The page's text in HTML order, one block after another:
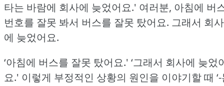
타는 바람에 회사에 늦었어요.' 여러분, 아침에 버
번호를 잘못 봐서 버스를 잘못 탔어요. 그래서 회사
에 늦었어요.
‘아침에 버스를 잘못 탔어요.' ‘그래서 회사에 늦었
요.' 이렇게 부정적인 상황의 원인을 이야기할 때